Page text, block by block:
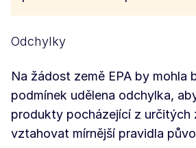
Odchylky
Na žádost země EPA by mohla
podmínek udělena odchylka,
produkty pocházející z určitých
vztahovat mírnější pravidla